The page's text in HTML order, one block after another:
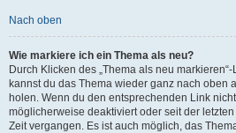
Nach oben
Wie markiere ich ein Thema als neu?
Durch Klicken des „Thema als neu
kannst du das Thema wieder ganz nach oben
holen. Wenn du den entsprechenden Link
möglicherweise deaktiviert oder seit der
Zeit vergangen. Es ist auch möglich, das